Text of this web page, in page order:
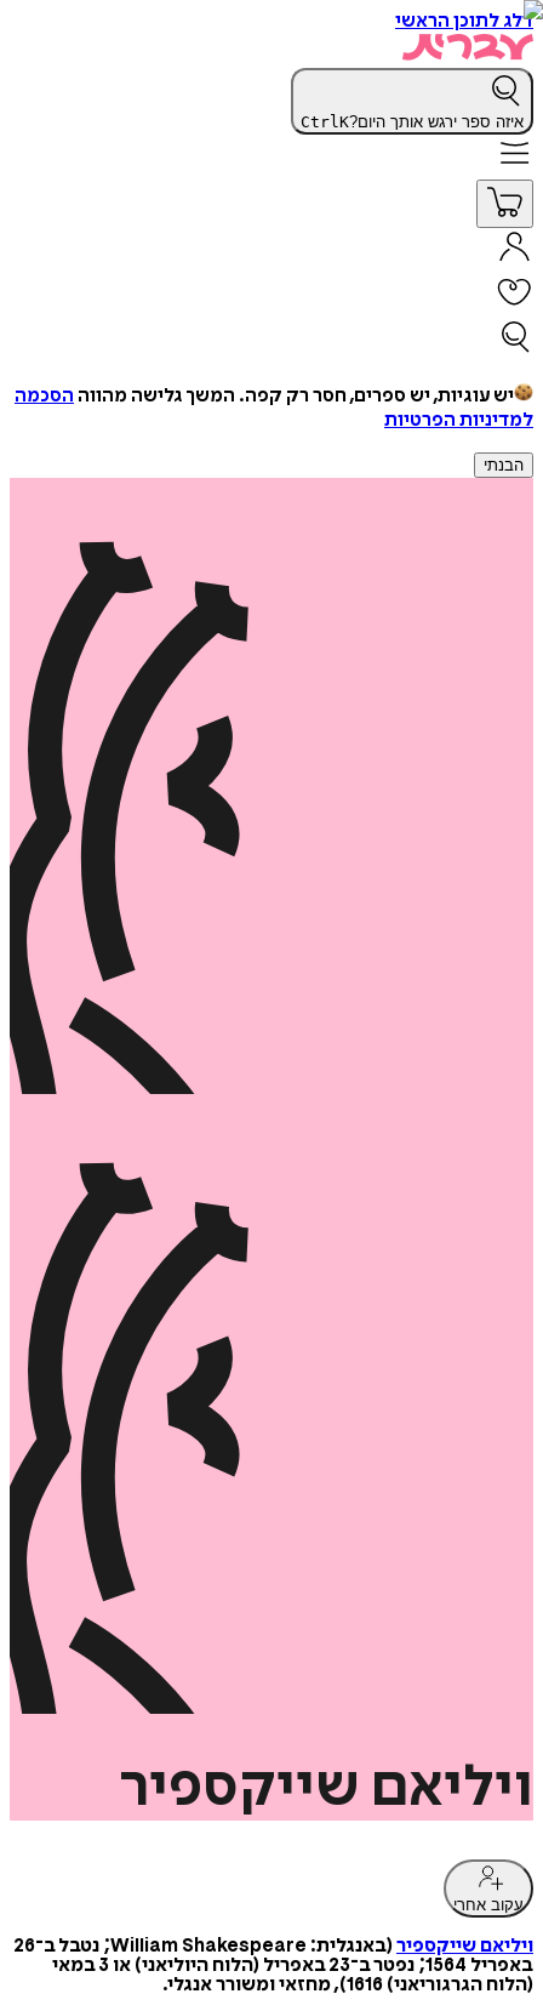
דלג לתוכן הראשי
איזה ספר ירגש אותך היום? CtrlK
יש עוגיות, יש ספרים, חסר רק קפה. המשך גלישה מהווה הסכמה
למדיניות הפרטיות
הבנתי
ויליאם שייקספיר
עקוב אחרי
ויליאם שייקספיר
(באנגלית: William Shakespeare; נטבל ב־26
באפריל 1564; נפטר ב־23 באפריל (הלוח היוליאני) או 3 במאי
(הלוח הגרגוריאני) 1616), מחזאי ומשורר אנגלי.